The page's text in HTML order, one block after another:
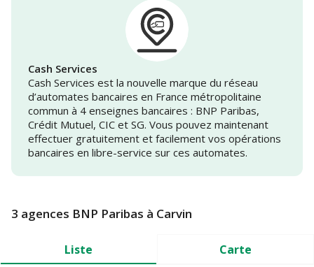
Cash Services
Cash Services est la nouvelle marque du réseau
d’automates bancaires en France métropolitaine
commun à 4 enseignes bancaires : BNP Paribas,
Crédit Mutuel, CIC et SG. Vous pouvez maintenant
effectuer gratuitement et facilement vos opérations
bancaires en libre-service sur ces automates.
3 agences BNP Paribas à Carvin
Liste Carte